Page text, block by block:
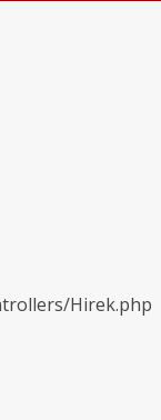
Hirek.php